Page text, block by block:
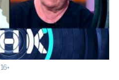
16+